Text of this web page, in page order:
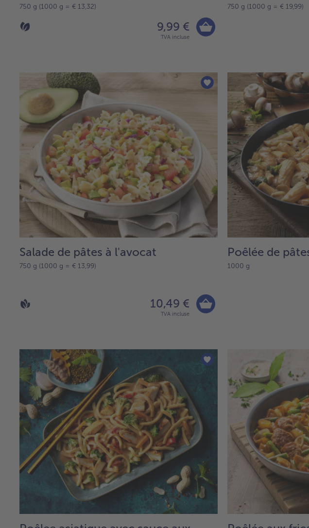
750 g (1000 g = € 13,32)
9,99 €
TVA incluse
750 g (1000 g = € 19,99)
Salade de pâtes à l'avocat
750 g (1000 g = € 13,99)
10,49 €
TVA incluse
Poêlée de
1000 g